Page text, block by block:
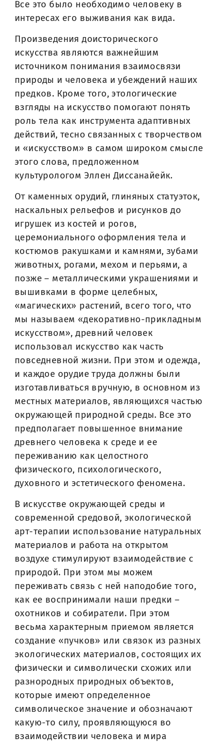
Все это было необходимо человеку в
интересах его выживания как вида.
Произведения доисторического
искусства являются важнейшим
источником понимания взаимосвязи
природы и человека и убеждений наших
предков. Кроме того, этологические
взгляды на искусство помогают понять
роль тела как инструмента адаптивных
действий, тесно связанных с творчеством
и «искусством» в самом широком смысле
этого слова, предложенном
культурологом Эллен Диссанайейк.
От каменных орудий, глиняных статуэток,
наскальных рельефов и рисунков до
игрушек из костей и рогов,
церемониального оформления тела и
костюмов ракушками и камнями, зубами
животных, рогами, мехом и перьями, а
позже – металлическими украшениями и
вышивками в форме целебных,
«магических» растений, всего того, что
мы называем «декоративно-прикладным
искусством», древний человек
использовал искусство как часть
повседневной жизни. При этом и одежда,
и каждое орудие труда должны были
изготавливаться вручную, в основном из
местных материалов, являющихся частью
окружающей природной среды. Все это
предполагает повышенное внимание
древнего человека к среде и ее
переживанию как целостного
физического, психологического,
духовного и эстетического феномена.
В искусстве окружающей среды и
современной средовой, экологической
арт-терапии использование натуральных
материалов и работа на открытом
воздухе стимулируют взаимодействие с
природой. При этом мы можем
переживать связь с ней наподобие того,
как ее воспринимали наши предки –
охотников и собиратели. При этом
весьма характерным приемом является
создание «пучков» или связок из разных
экологических материалов, состоящих их
физически и символически схожих или
разнородных природных объектов,
которые имеют определенное
символическое значение и обозначают
какую-то силу, проявляющуюся во
взаимодействии человека и мира